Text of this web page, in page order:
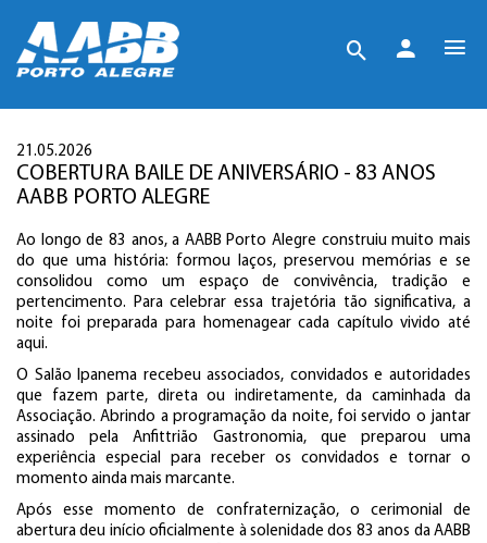
21.05.2026
COBERTURA BAILE DE ANIVERSÁRIO - 83 ANOS
AABB PORTO ALEGRE
Ao longo de 83 anos, a AABB Porto Alegre construiu muito mais
do que uma história: formou laços, preservou memórias e se
consolidou como um espaço de convivência, tradição e
pertencimento. Para celebrar essa trajetória tão significativa, a
noite foi preparada para homenagear cada capítulo vivido até
aqui.
O Salão Ipanema recebeu associados, convidados e autoridades
que fazem parte, direta ou indiretamente, da caminhada da
Associação. Abrindo a programação da noite, foi servido o jantar
assinado pela Anfittrião Gastronomia, que preparou uma
experiência especial para receber os convidados e tornar o
momento ainda mais marcante.
Após esse momento de confraternização, o cerimonial de
abertura deu início oficialmente à solenidade dos 83 anos da AABB